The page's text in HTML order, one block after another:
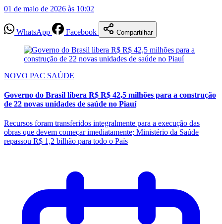
01 de maio de 2026 às 10:02
WhatsApp Facebook Compartilhar
NOVO PAC SAÚDE
Governo do Brasil libera R$ R$ 42,5 milhões para a construção
de 22 novas unidades de saúde no Piauí
Recursos foram transferidos integralmente para a execução das
obras que devem começar imediatamente; Ministério da Saúde
repassou R$ 1,2 bilhão para todo o País